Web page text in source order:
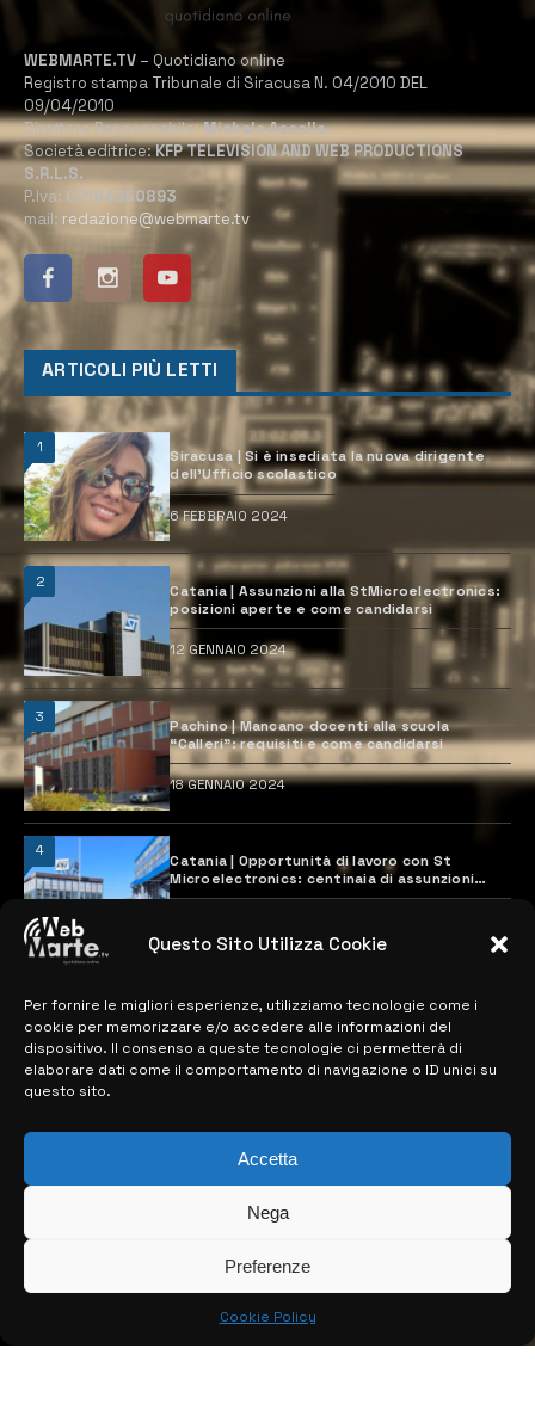
Questo Sito Utilizza Cookie
Per fornire le migliori esperienze, utilizziamo tecnologie come i
cookie per memorizzare e/o accedere alle informazioni del
dispositivo. Il consenso a queste tecnologie ci permetterà di
elaborare dati come il comportamento di navigazione o ID unici su
questo sito.
Accetta
Nega
Preferenze
Cookie Policy
WEBMARTE.TV – Quotidiano online
Registro stampa Tribunale di Siracusa N. 04/2010 DEL
09/04/2010
Direttore Responsabile:Michele Accolla
Società editrice:KFP TELEVISION AND WEB PRODUCTIONS
S.R.L.S.
P.Iva: 02184950893
mail: redazione@webmarte.tv
ARTICOLI PIÙ LETTI
1
Siracusa | Si è insediata la nuova dirigente
dell’Ufficio scolastico
6 FEBBRAIO 2024
2
Catania | Assunzioni alla StMicroelectronics:
posizioni aperte e come candidarsi
12 GENNAIO 2024
3
Pachino | Mancano docenti alla scuola
“Calleri”: requisiti e come candidarsi
18 GENNAIO 2024
4
Catania | Opportunità di lavoro con St
Microelectronics: centinaia di assunzioni
previste
MAPPA DEL SITO
> NOTIZIE